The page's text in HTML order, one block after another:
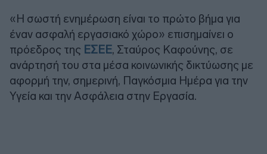
«Η σωστή ενημέρωση είναι το πρώτο βήμα για
έναν ασφαλή εργασιακό χώρο» επισημαίνει ο
πρόεδρος της ΕΣΕΕ, Σταύρος Καφούνης, σε
ανάρτησή του στα μέσα κοινωνικής δικτύωσης με
αφορμή την, σημερινή, Παγκόσμια Ημέρα για την
Υγεία και την Ασφάλεια στην Εργασία.